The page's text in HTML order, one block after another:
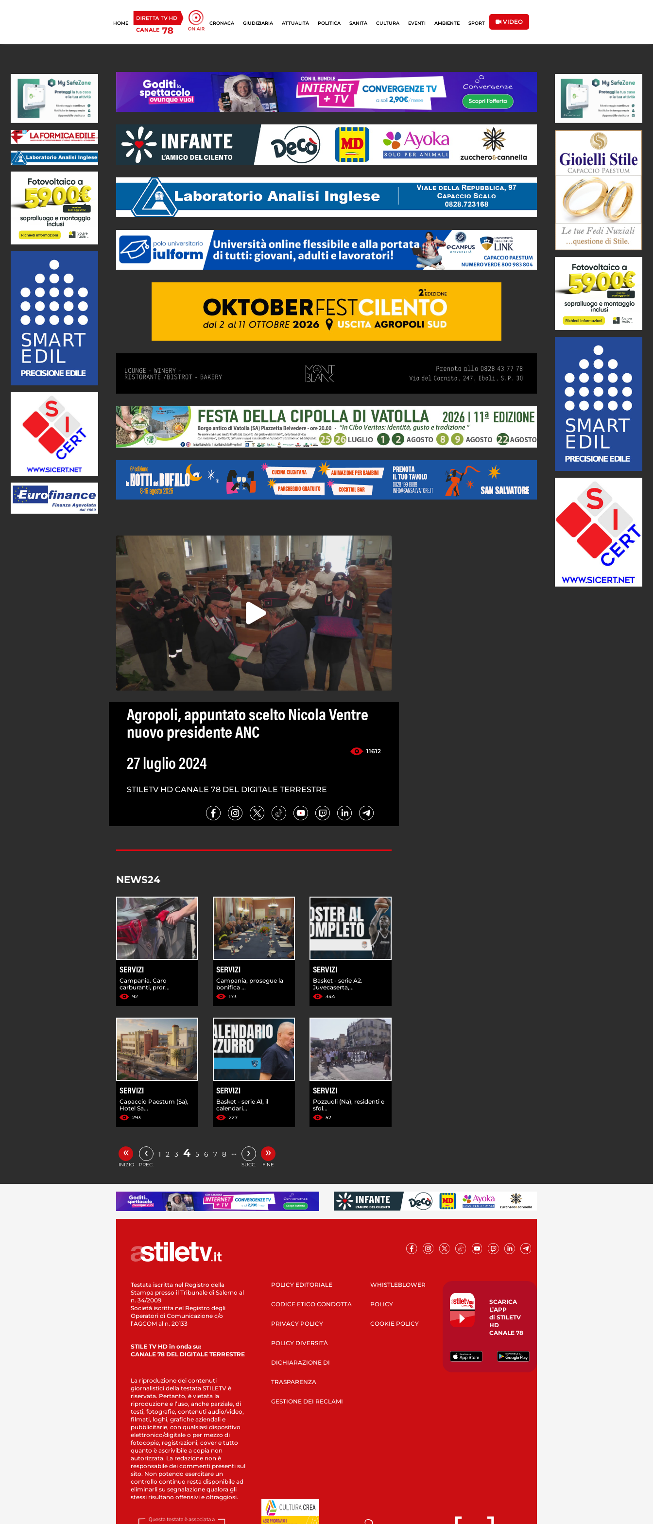
HOME CRONACA GIUDIZIARIA ATTUALITÀ POLITICA SANITÀ CULTURA EVENTI AMBIENTE SPORT VIDEO
Agropoli, appuntato scelto Nicola Ventre
nuovo presidente ANC
11612
27 luglio 2024
STILETV HD CANALE 78 DEL DIGITALE TERRESTRE
NEWS24
SERVIZI
Campania. Caro
carburanti, pror...
92
SERVIZI
Campania, prosegue la
bonifica ...
173
SERVIZI
Basket - serie A2.
Juvecaserta,...
344
SERVIZI
Capaccio Paestum (Sa),
Hotel Sa...
293
SERVIZI
Basket - serie A1, il
calendari...
227
SERVIZI
Pozzuoli (Na), residenti e
sfol...
52
«
INIZIO
‹
PREC.
1 2 3 4 5 6 7 8 … ›
SUCC.
»
FINE
Testata iscritta nel Registro della
Stampa presso il Tribunale di Salerno al
n. 34/2009
Società iscritta nel Registro degli
Operatori di Comunicazione c/o
l’AGCOM al n. 20133
STILE TV HD in onda su:
CANALE 78 DEL DIGITALE TERRESTRE
La riproduzione dei contenuti
giornalistici della testata STILETV è
riservata. Pertanto, è vietata la
riproduzione e l’uso, anche parziale, di
testi, fotografie, contenuti audio/video,
filmati, loghi, grafiche aziendali e
pubblicitarie, con qualsiasi dispositivo
elettronico/digitale o per mezzo di
fotocopie, registrazioni, cover e tutto
quanto è ascrivibile a copia non
autorizzata. La redazione non è
responsabile dei commenti presenti sul
sito. Non potendo esercitare un
controllo continuo resta disponibile ad
eliminarli su segnalazione qualora gli
stessi risultano offensivi e oltraggiosi.
POLICY EDITORIALE
CODICE ETICO CONDOTTA
PRIVACY POLICY
POLICY DIVERSITÀ
DICHIARAZIONE DI
TRASPARENZA
GESTIONE DEI RECLAMI
WHISTLEBLOWER
POLICY
COOKIE POLICY
SCARICA
L’APP
di STILETV
HD
CANALE 78